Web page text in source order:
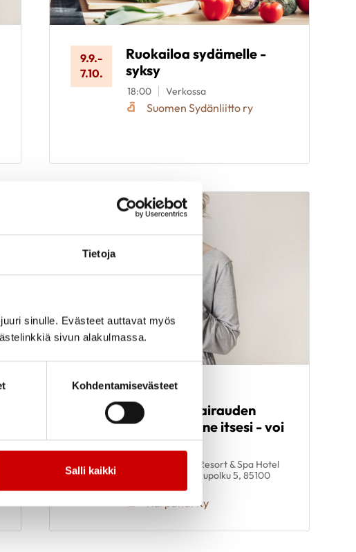
Tietoja
sinulle. Evästeet auttavat myös
sivun alakulmassa.
Kohdentamisevästeet
Salli kaikki
9.9.-
7.10.
Ruokailoa sydämelle -
syksy
18:00 Verkossa
Suomen Sydänliitto ry
Elämää
sydänlihassairauden
kanssa - tunne itsesi - voi
hyvin
Santa's Resort & Spa Hotel
Sani, Jukupolku 5, 85100
Kalajoki
Karpatiat Ry